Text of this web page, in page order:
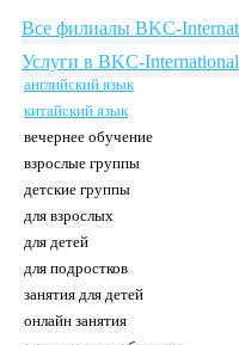
Все филиалы BKC-
Услуги в BKC-
английский язык
китайский язык
вечернее обучение
взрослые группы
детские группы
для взрослых
для детей
для подростков
занятия для детей
онлайн занятия